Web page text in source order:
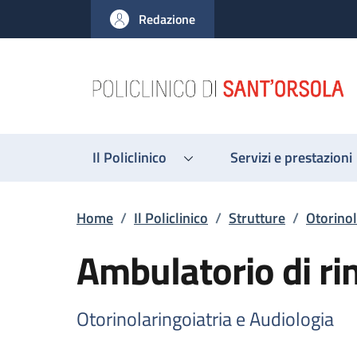
al contenuto principale
to footer content
Redazione
Il Policlinico Servizi e prestazioni
Briciole di pane
Home / Il Policlinico / Strutture /
Ambulatorio di
Otorinolaringoiatria e Audiologia